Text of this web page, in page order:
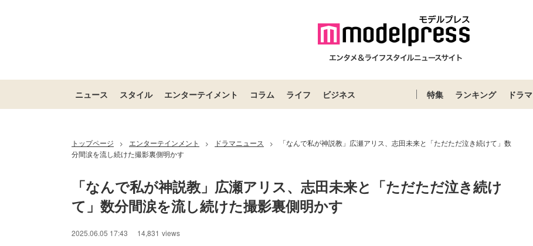
ニュース スタイル エンターテイメント コラム ライフ ビジネス 特集 ランキング ドラマ
トップページ > エンターテインメント > ドラマニュース >
「なんで私が神説教」広瀬アリス、志田未来と「ただただ泣き続けて」数
分間涙を流し続けた撮影裏側明かす
「なんで私が神説教」広瀬アリス、志田未来と「ただただ泣き続け
て」数分間涙を流し続けた撮影裏側明かす
2025.06.05 17:43 14,831 views